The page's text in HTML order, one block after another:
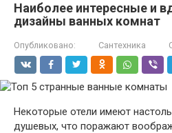
Наиболее интересные и
дизайны ванных комнат
Опубликовано: Сантехника
Некоторые отели имеют
душевых, что поражают